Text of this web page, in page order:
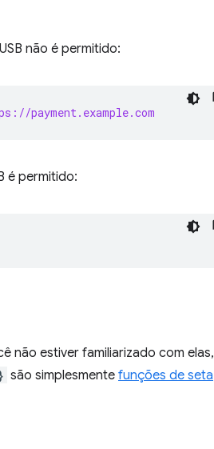
não é permitido:
payment.example.com
é permitido:
não estiver familiarizado com elas,
são simplesmente funções de seta